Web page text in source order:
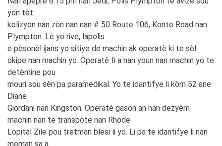
yon tèt
kolizyon nan zòn nan nan # 50 Route 106, Konte Road nan
Plympton. Lè yo rive, lapolis
e pèsonèl ijans yo sitiye de machin ak operatè ki te sèl
okipe nan machin yo. Operatè fi a nan youn nan machin yo te
detèmine pou
mouri sou sèn pa paramedikal. Yo te idantifye li kòm 52 ane
Diane
Giordani nan Kingston. Operatè gason an nan dezyèm
machin nan te transpòte nan Rhode
Lopital Zile pou tretman blesi li yo. Li pa te idantifye li nan
moman sa a.